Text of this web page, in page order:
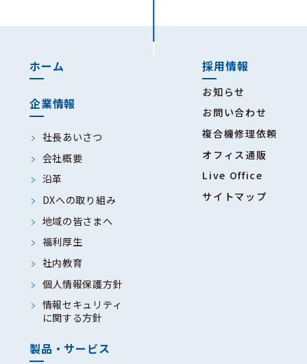
ホーム
企業情報
社長あいさつ
会社概要
沿革
DXへの取り組み
地域の皆さまへ
福利厚生
社内教育
個人情報保護方針
情報セキュリティ
に関する方針
採用情報
お知らせ
お問い合わせ
複合機修理依頼
オフィス通販
Live Office
サイトマップ
製品・サービス